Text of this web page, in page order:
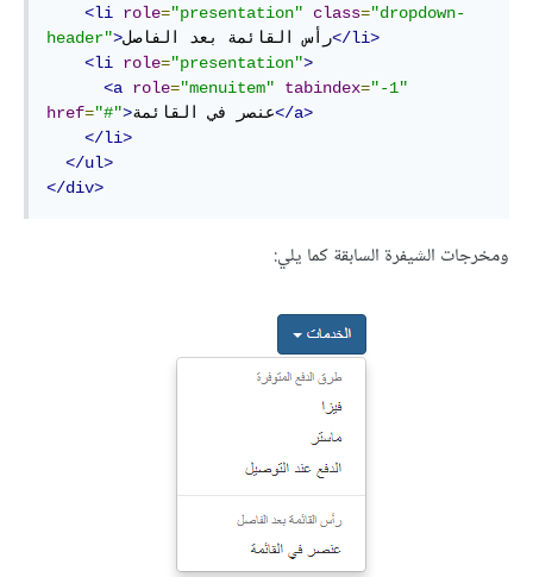
<li role="presentation" class="dropdown-
header">رأس القائمة بعد الفاصل</li>
<li role="presentation">
<a role="menuitem" tabindex="-1"
href="#">عنصر في القائمة</a>
</li>
</ul>
</div>
ومخرجات الشيفرة السابقة كما يلي: